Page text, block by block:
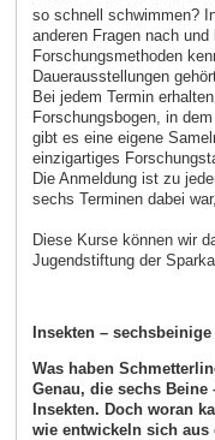
so schnell schwimmen?
anderen Fragen nach
Forschungsmethoden
Dauerausstellungen
Bei jedem Termin
Forschungsbogen, in
gibt es eine eigene
einzigartiges
Die Anmeldung ist zu
sechs Terminen dabei
Diese Kurse können wir
Jugendstiftung der
Insekten –
Was haben
Genau, die sechs
Insekten. Doch woran
wie entwickeln sich aus